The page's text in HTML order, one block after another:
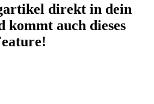
direkt in dein
kommt auch dieses